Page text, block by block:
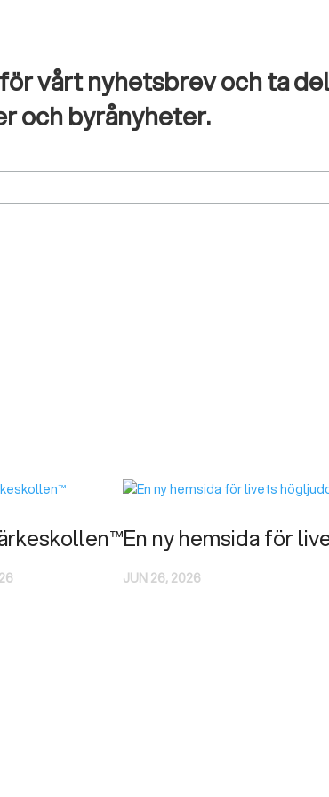
vårt nyhetsbrev och ta
och byrånyheter.
En ny hemsida för
JUN 26, 2026